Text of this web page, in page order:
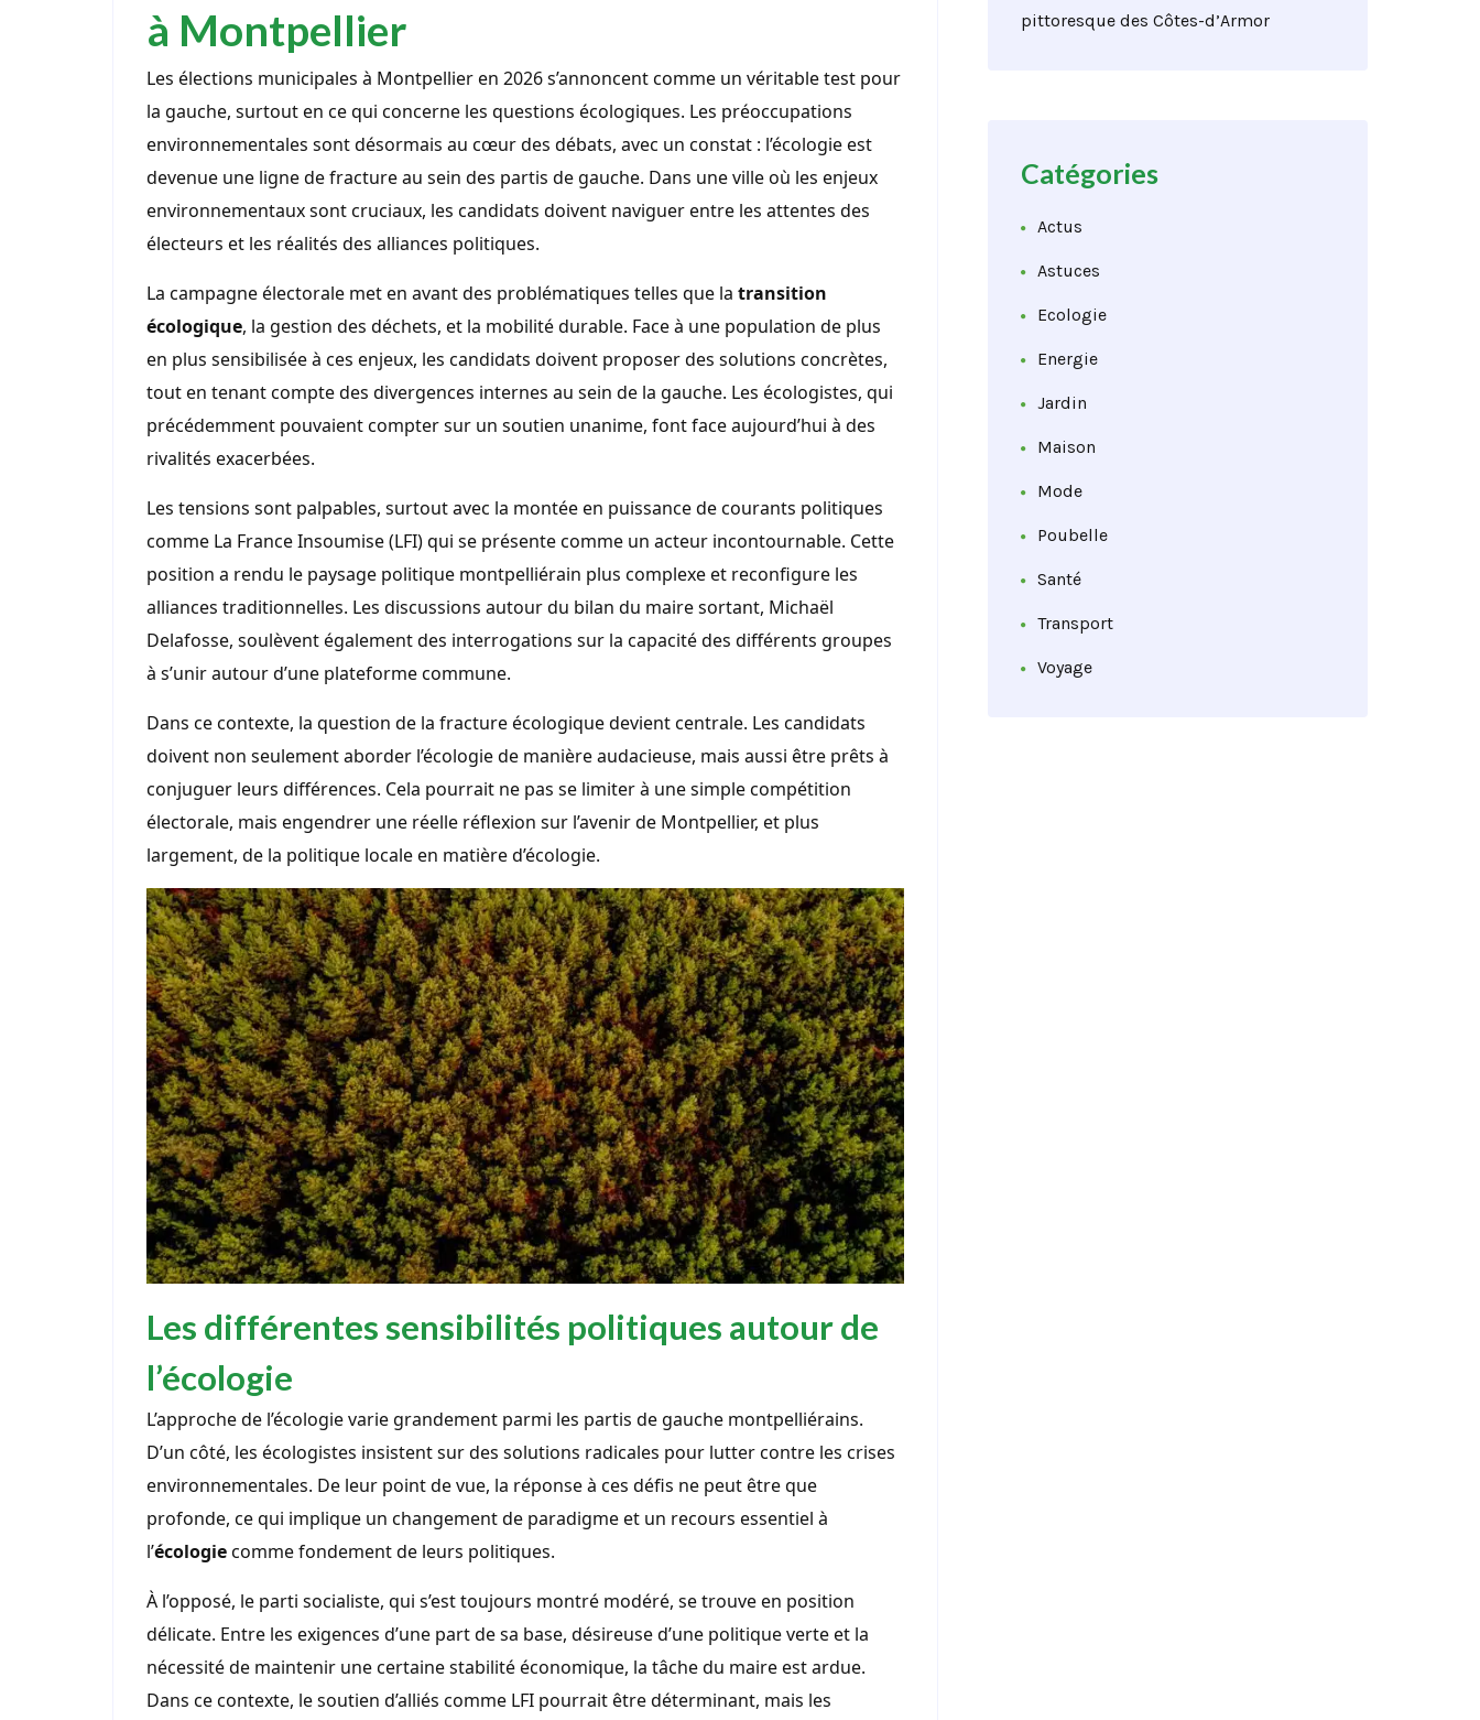
à Montpellier
Les élections municipales à Montpellier en 2026 s’annoncent comme un véritable test pour
la gauche, surtout en ce qui concerne les questions écologiques. Les préoccupations
environnementales sont désormais au cœur des débats, avec un constat : l’écologie est
devenue une ligne de fracture au sein des partis de gauche. Dans une ville où les enjeux
environnementaux sont cruciaux, les candidats doivent naviguer entre les attentes des
électeurs et les réalités des alliances politiques.
La campagne électorale met en avant des problématiques telles que la transition
écologique, la gestion des déchets, et la mobilité durable. Face à une population de plus
en plus sensibilisée à ces enjeux, les candidats doivent proposer des solutions concrètes,
tout en tenant compte des divergences internes au sein de la gauche. Les écologistes, qui
précédemment pouvaient compter sur un soutien unanime, font face aujourd’hui à des
rivalités exacerbées.
Les tensions sont palpables, surtout avec la montée en puissance de courants politiques
comme La France Insoumise (LFI) qui se présente comme un acteur incontournable. Cette
position a rendu le paysage politique montpelliérain plus complexe et reconfigure les
alliances traditionnelles. Les discussions autour du bilan du maire sortant, Michaël
Delafosse, soulèvent également des interrogations sur la capacité des différents groupes
à s’unir autour d’une plateforme commune.
Dans ce contexte, la question de la fracture écologique devient centrale. Les candidats
doivent non seulement aborder l’écologie de manière audacieuse, mais aussi être prêts à
conjuguer leurs différences. Cela pourrait ne pas se limiter à une simple compétition
électorale, mais engendrer une réelle réflexion sur l’avenir de Montpellier, et plus
largement, de la politique locale en matière d’écologie.
Les différentes sensibilités politiques autour de
l’écologie
L’approche de l’écologie varie grandement parmi les partis de gauche montpelliérains.
D’un côté, les écologistes insistent sur des solutions radicales pour lutter contre les crises
environnementales. De leur point de vue, la réponse à ces défis ne peut être que
profonde, ce qui implique un changement de paradigme et un recours essentiel à
l’écologiecomme fondement de leurs politiques.
À l’opposé, le parti socialiste, qui s’est toujours montré modéré, se trouve en position
délicate. Entre les exigences d’une part de sa base, désireuse d’une politique verte et la
nécessité de maintenir une certaine stabilité économique, la tâche du maire est ardue.
Dans ce contexte, le soutien d’alliés comme LFI pourrait être déterminant, mais les
pittoresque des Côtes-d’Armor
Catégories
Actus
Astuces
Ecologie
Energie
Jardin
Maison
Mode
Poubelle
Santé
Transport
Voyage